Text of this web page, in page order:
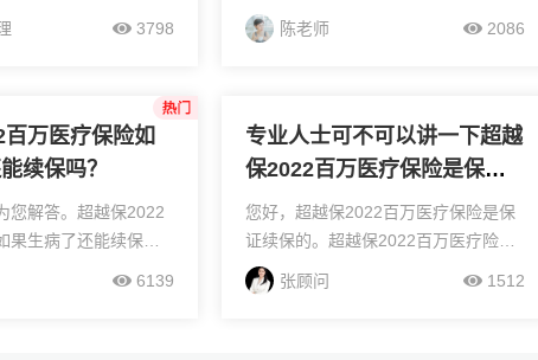
就医体验等著称！自
在医疗险市场占有一
3798
划的保障内容是相同的，但是保障额
度不同，且价格也不一样，投保人可
陈老师 2086
万医疗保险如
续保吗？
您解答。超越保2022
果生病了还能续保。
的百万医疗险，那在
就算被保险人生病，
6139
专业人士可不可以讲一下超越
保2022百万医疗保险是保证
续保吗？可以保证几年呢？
您好，超越保2022百万医疗保险是保
证续保的。超越保2022百万医疗险将
保证续保6年写入合同，最高可以续保
到100周岁，保证续保期间内，不会因
张顾问 1512